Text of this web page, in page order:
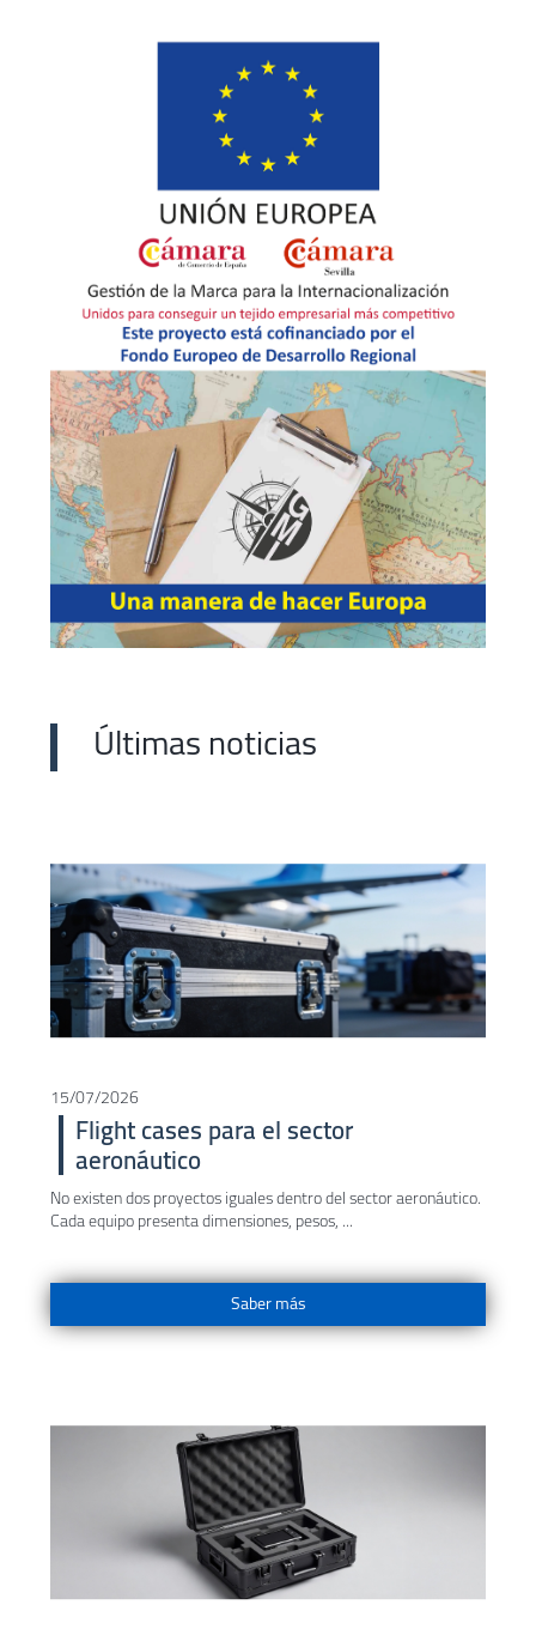
Últimas noticias
15/07/2026
Flight cases para el sector
aeronáutico
No existen dos proyectos iguales dentro del sector aeronáutico.
Cada equipo presenta dimensiones, pesos, ...
Saber más